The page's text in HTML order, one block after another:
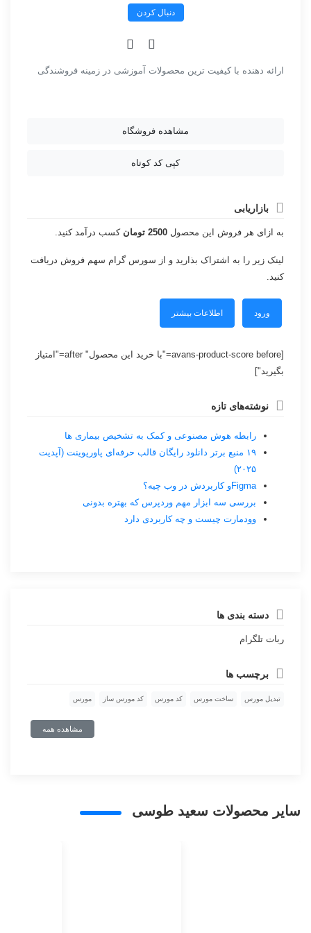
دنبال کردن
ارائه دهنده با کیفیت ترین محصولات آموزشی در زمینه فروشندگی
مشاهده فروشگاه
کپی کد کوتاه
بازاریابی
به ازای هر فروش این محصول 2500 تومان کسب درآمد کنید.
لینک زیر را به اشتراک بذارید و از سورس گرام سهم فروش دریافت
کنید.
ورود اطلاعات بیشتر
[avans-product-score before="با خرید این محصول" after="امتیاز
بگیرید"]
نوشته‌های تازه
رابطه هوش مصنوعی و کمک به تشخیص بیماری ها
۱۹ منبع برتر دانلود رایگان قالب حرفه‌ای پاورپوینت (آپدیت
۲۰۲۵)
Figmaو کاربردش در وب چیه؟
بررسی سه ابزار مهم وردپرس که بهتره بدونی
وودمارت چیست و چه کاربردی دارد
دسته بندی ها
ربات تلگرام
برچسب ها
تبدیل مورس ساخت مورس کد مورس کد مورس ساز مورس
مشاهده همه
سایر محصولات سعید طوسی